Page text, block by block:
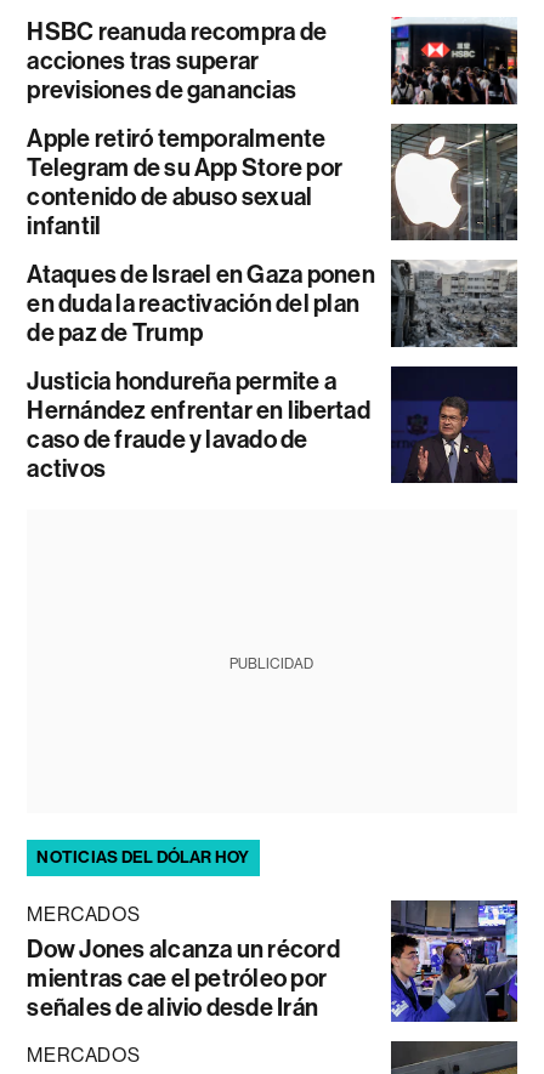
HSBC reanuda recompra de
acciones tras superar
previsiones de ganancias
Apple retiró temporalmente
Telegram de su App Store por
contenido de abuso sexual
infantil
Ataques de Israel en Gaza ponen
en duda la reactivación del plan
de paz de Trump
Justicia hondureña permite a
Hernández enfrentar en libertad
caso de fraude y lavado de
activos
PUBLICIDAD
NOTICIAS DEL DÓLAR HOY
MERCADOS
Dow Jones alcanza un récord
mientras cae el petróleo por
señales de alivio desde Irán
MERCADOS